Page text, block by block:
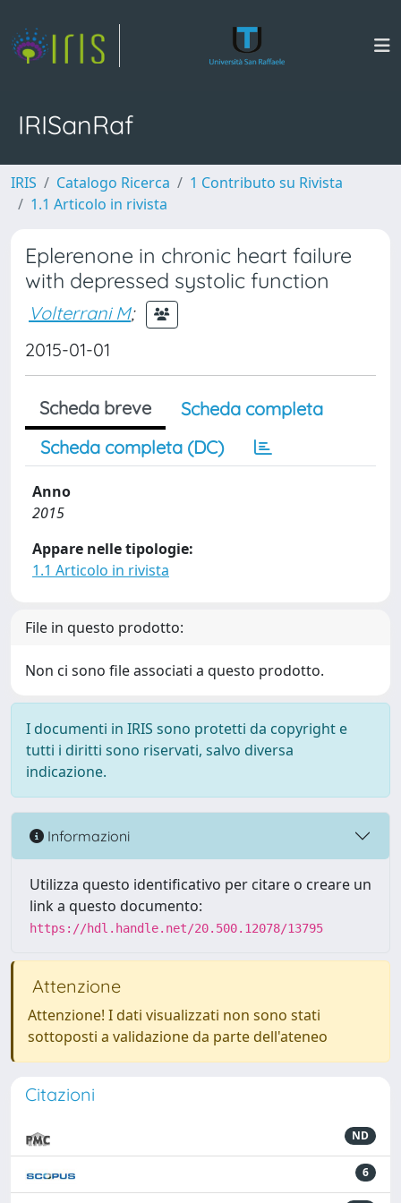
IRISanRaf
IRIS Catalogo Ricerca
1 Contributo su Rivista
1.1 Articolo in rivista
Eplerenone in chronic heart failure
with depressed systolic function
Volterrani M;
2015-01-01
Scheda breve
Scheda completa
Scheda completa (DC)
Anno
2015
Appare nelle tipologie:
1.1 Articolo in rivista
File in questo prodotto:
Non ci sono file associati a questo prodotto.
I documenti in IRIS sono protetti da copyright e
tutti i diritti sono riservati, salvo diversa
indicazione.
Informazioni
Utilizza questo identificativo per citare o creare un
link a questo documento:
https://hdl.handle.net/20.500.12078/13795
Attenzione
Attenzione! I dati visualizzati non sono stati
sottoposti a validazione da parte dell'ateneo
Citazioni
ND
6